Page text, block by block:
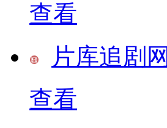
查看
片库追剧网
查看